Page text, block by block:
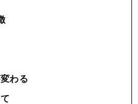
わる